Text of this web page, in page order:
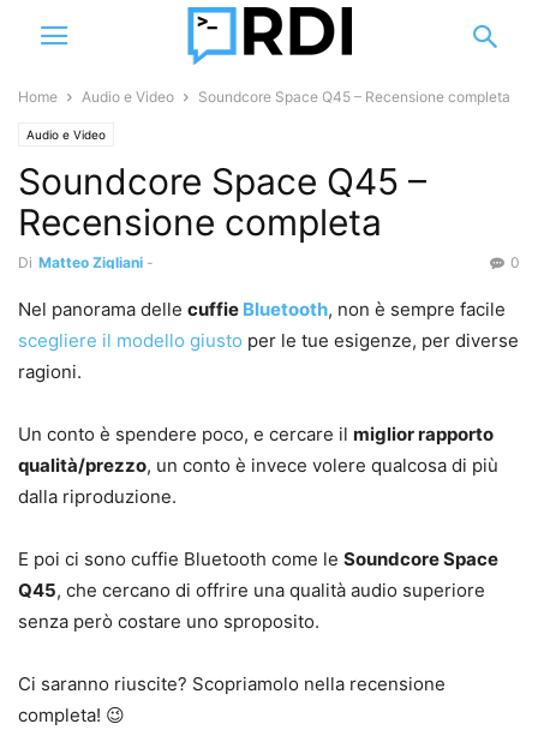
Home Audio e Video Soundcore Space Q45 – Recensione completa
Audio e Video
Soundcore Space Q45 –
Recensione completa
Di Matteo Zigliani - 0
Nel panorama delle cuffie Bluetooth, non è sempre facile
scegliere il modello giusto per le tue esigenze, per diverse
ragioni.
Un conto è spendere poco, e cercare il miglior rapporto
qualità/prezzo, un conto è invece volere qualcosa di più
dalla riproduzione.
E poi ci sono cuffie Bluetooth come le Soundcore Space
Q45, che cercano di offrire una qualità audio superiore
senza però costare uno sproposito.
Ci saranno riuscite? Scopriamolo nella recensione
completa! 😉